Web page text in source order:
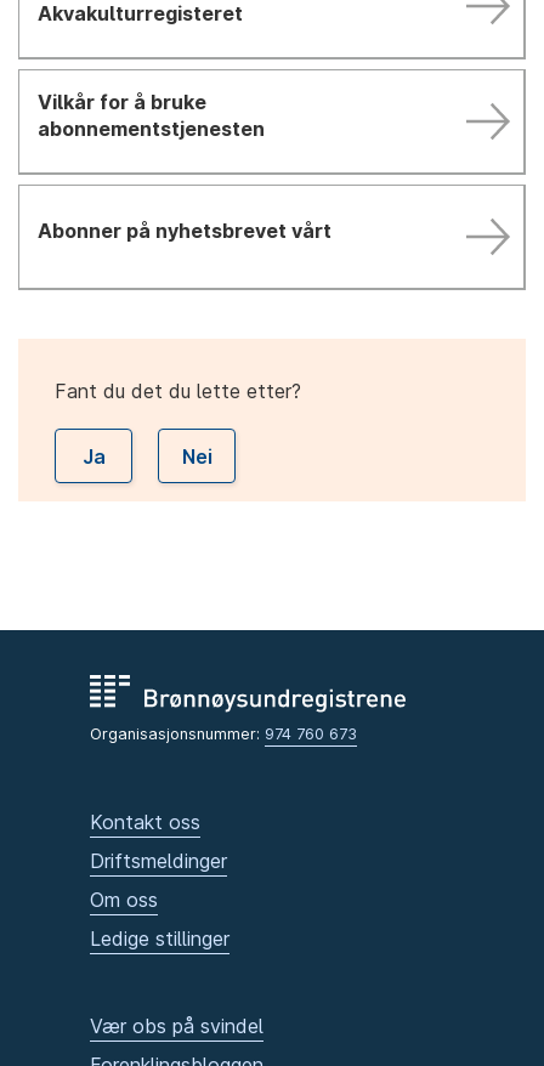
Akvakulturregisteret
Vilkår for å bruke
abonnementstjenesten
Abonner på nyhetsbrevet vårt
Fant du det du lette etter?
Ja Nei
Organisasjonsnummer: 974 760 673
Kontakt oss
Driftsmeldinger
Om oss
Ledige stillinger
Vær obs på svindel